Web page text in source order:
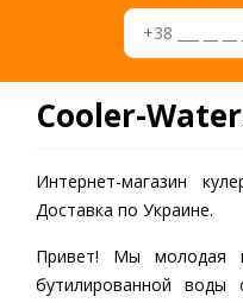
Cooler-
Интернет-магазин
Доставка по Украине.
Привет! Мы молодая
бутилированной